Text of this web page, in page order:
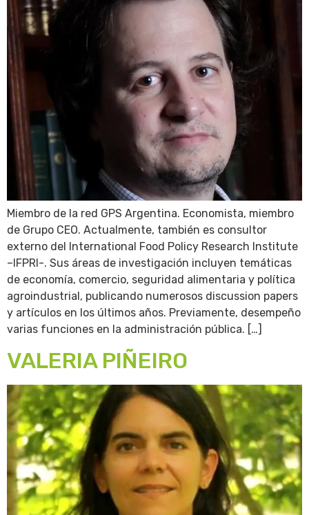
Miembro de la red GPS Argentina. Economista, miembro
de Grupo CEO. Actualmente, también es consultor
externo del International Food Policy Research Institute
–IFPRI-. Sus áreas de investigación incluyen temáticas
de economía, comercio, seguridad alimentaria y política
agroindustrial, publicando numerosos discussion papers
y artículos en los últimos años. Previamente, desempeño
varias funciones en la administración pública. […]
VALERIA PIÑEIRO